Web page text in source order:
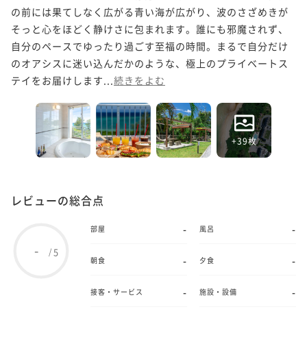
の前には果てしなく広がる青い海が広がり、波のさざめきが
そっと心をほどく静けさに包まれます。誰にも邪魔されず、
自分のペースでゆったり過ごす至福の時間。まるで自分だけ
のオアシスに迷い込んだかのような、極上のプライベートス
テイをお届けします... 続きをよむ
+39枚
レビューの総合点
- /5
部屋 - 風呂 -
朝食 - 夕食 -
接客・サービス - 施設・設備 -